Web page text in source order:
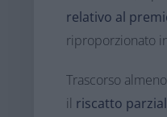
relativo al
riproporzionato
​Trascorso almeno
il riscatto